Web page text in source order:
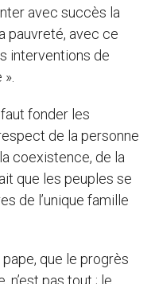
avec succès la
pauvreté, avec ce
interventions de
fonder les
de la personne
coexistence, de la
que les peuples se
de l’unique famille
que le progrès
n’est pas tout ; le